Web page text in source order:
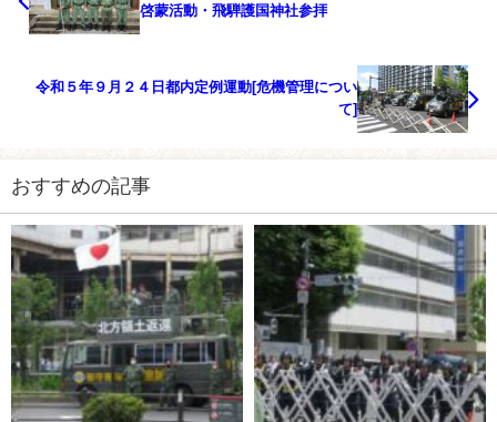
啓蒙活動・飛騨護国神社参拝
令和５年９月２４日都内定例運動[危機管理につい
て]
おすすめの記事